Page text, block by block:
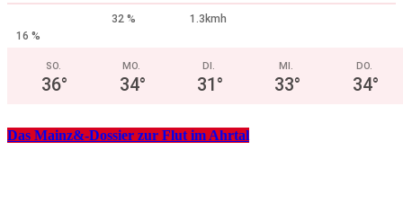
32 %
1.3kmh
16 %
SO.
36°
MO.
34°
DI.
31°
MI.
33°
DO.
34°
Das Mainz&-Dossier zur Flut im Ahrtal